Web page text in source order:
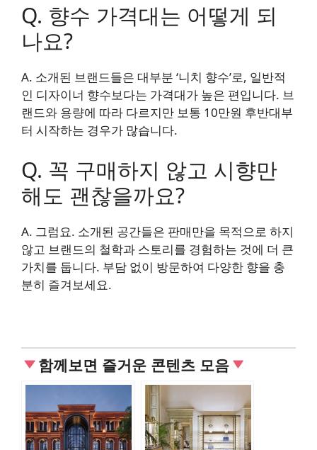
Q. 향수 가격대는 어떻게 되
나요?
A. 소개된 브랜드들은 대부분 ‘니치 향수’로, 일반적
인 디자이너 향수보다는 가격대가 높은 편입니다. 브
랜드와 용량에 따라 다르지만 보통 10만원 후반대부
터 시작하는 경우가 많습니다.
Q. 꼭 구매하지 않고 시향만
해도 괜찮을까요?
A. 그럼요. 소개된 공간들은 판매만을 목적으로 하지
않고 브랜드의 철학과 스토리를 경험하는 것에 더 큰
가치를 둡니다. 부담 없이 방문하여 다양한 향을 충
분히 즐겨보세요.
함께보면 즐거운 콘텐츠 모음